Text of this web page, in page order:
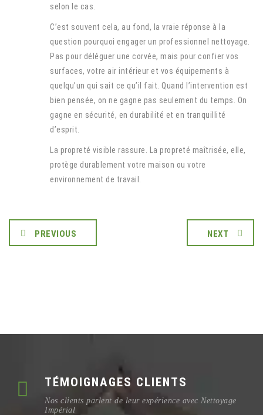
selon le cas.
C’est souvent cela, au fond, la vraie réponse à la
question pourquoi engager un professionnel nettoyage.
Pas pour déléguer une corvée, mais pour confier vos
surfaces, votre air intérieur et vos équipements à
quelqu’un qui sait ce qu’il fait. Quand l’intervention est
bien pensée, on ne gagne pas seulement du temps. On
gagne en sécurité, en durabilité et en tranquillité
d’esprit.
La propreté visible rassure. La propreté maîtrisée, elle,
protège durablement votre maison ou votre
environnement de travail.
PREVIOUS NEXT
TÉMOIGNAGES CLIENTS
Nos clients parlent de leur expérience avec Nettoyage
Impérial